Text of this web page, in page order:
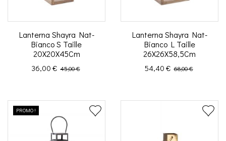
Lanterna Shayra Nat-
Bianco S Taille
20X20X45Cm
Prix
36,00 € Prix de base
45,00 €
Lanterna Shayra Nat-
Bianco L Taille
26X26X58,5Cm
Prix
54,40 € Prix de base
68,00 €
PROMO !